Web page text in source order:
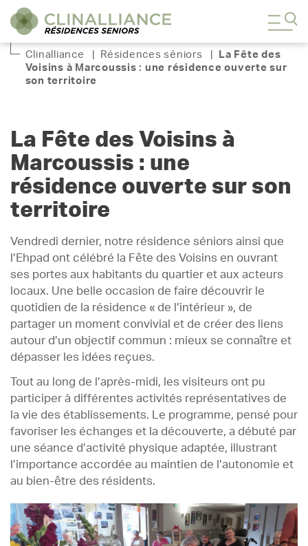
Clinalliance Résidences séniors
La Fête des
Voisins à Marcoussis : une résidence ouverte sur
son territoire
La Fête des Voisins à
Marcoussis : une
résidence ouverte sur son
territoire
Vendredi dernier, notre résidence séniors ainsi que
l’Ehpad ont célébré la Fête des Voisins en ouvrant
ses portes aux habitants du quartier et aux acteurs
locaux. Une belle occasion de faire découvrir le
quotidien de la résidence « de l’intérieur », de
partager un moment convivial et de créer des liens
autour d’un objectif commun : mieux se connaître et
dépasser les idées reçues.
Tout au long de l’après-midi, les visiteurs ont pu
participer à différentes activités représentatives de
la vie des établissements. Le programme, pensé pour
favoriser les échanges et la découverte, a débuté par
une séance d’activité physique adaptée, illustrant
l’importance accordée au maintien de l’autonomie et
au bien-être des résidents.